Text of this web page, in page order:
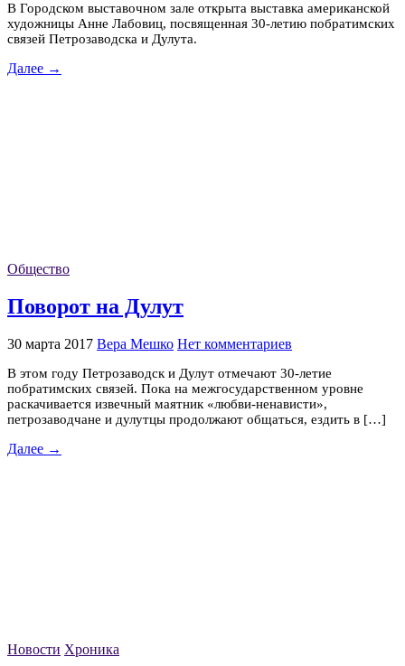
В Городском выставочном зале открыта выставка американской
художницы Анне Лабовиц, посвященная 30-летию побратимских
связей Петрозаводска и Дулута.
Далее →
Общество
Поворот на Дулут
30 марта 2017 Вера Мешко Нет комментариев
В этом году Петрозаводск и Дулут отмечают 30-летие
побратимских связей. Пока на межгосударственном уровне
раскачивается извечный маятник «любви-ненависти»,
петрозаводчане и дулутцы продолжают общаться, ездить в […]
Далее →
Новости Хроника